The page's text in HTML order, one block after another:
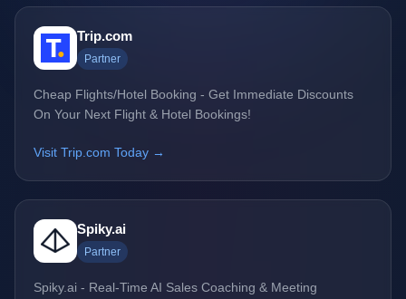
Trip.com
Partner
Cheap Flights/Hotel Booking - Get Immediate Discounts
On Your Next Flight & Hotel Bookings!
Visit Trip.com Today →
Spiky.ai
Partner
Spiky.ai - Real-Time AI Sales Coaching & Meeting